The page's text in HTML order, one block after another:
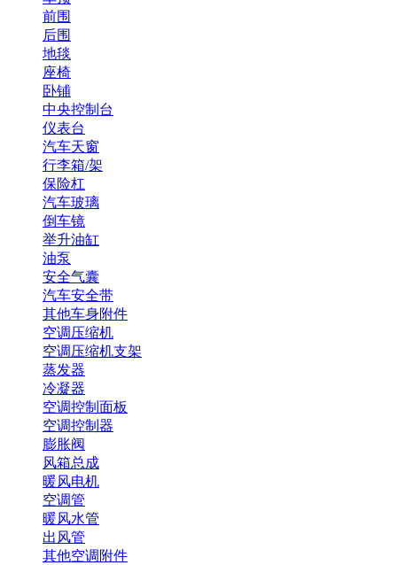
前围
后围
地毯
座椅
卧铺
中央控制台
仪表台
汽车天窗
行李箱/架
保险杠
汽车玻璃
倒车镜
举升油缸
油泵
安全气囊
汽车安全带
其他车身附件
空调压缩机
空调压缩机支架
蒸发器
冷凝器
空调控制面板
空调控制器
膨胀阀
风箱总成
暖风电机
空调管
暖风水管
出风管
其他空调附件